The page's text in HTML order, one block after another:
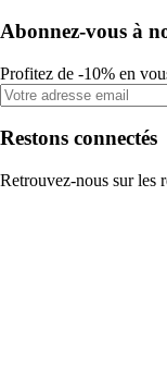
Abonnez-vous à
Profitez de -10% en
Restons connectés
Retrouvez-nous sur les